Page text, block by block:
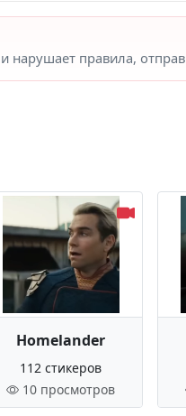
нарушает правила,
Homelander
112 стикеров
10 просмотров